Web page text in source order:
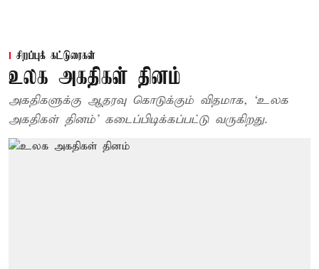
சிறப்புக் கட்டுரைகள்
உலக அகதிகள் தினம்
அகதிகளுக்கு ஆதரவு கொடுக்கும் விதமாக, ‘உலக
அகதிகள் தினம்’ கடைப்பிடிக்கப்பட்டு வருகிறது.